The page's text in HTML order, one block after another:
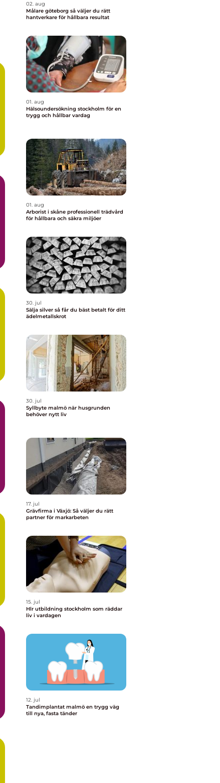
02. aug
Målare göteborg så väljer du rätt
hantverkare för hållbara resultat
01. aug
Hälsoundersökning stockholm för en
trygg och hållbar vardag
01. aug
Arborist i skåne professionell trädvård
för hållbara och säkra miljöer
30. jul
Sälja silver så får du bäst betalt för ditt
ädelmetallskrot
30. jul
Syllbyte malmö när husgrunden
behöver nytt liv
17. jul
Grävfirma i Växjö: Så väljer du rätt
partner för markarbeten
15. jul
Hlr utbildning stockholm som räddar
liv i vardagen
12. jul
Tandimplantat malmö en trygg väg
till nya, fasta tänder